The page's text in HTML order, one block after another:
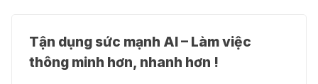
🎁 Hướng dẫn nhận ChatGPT
👗 Higgsfield AI – Biến ý tưởng
thành phim chất lượng cao
Tận dụng sức mạnh AI – Làm việc
thông minh hơn, nhanh hơn !